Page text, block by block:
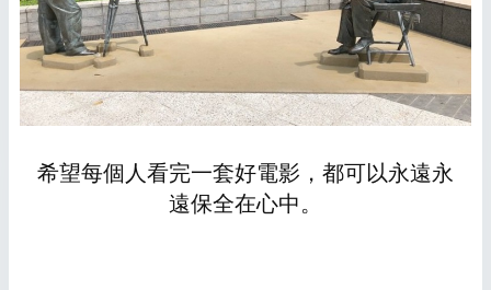
希望每個人看完一套好電影，都可以永遠永
遠保全在心中。